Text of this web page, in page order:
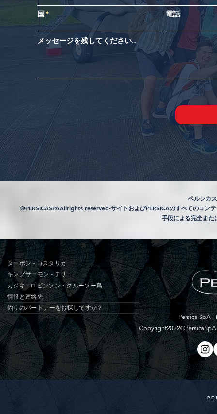
国 電話
メッセージを残してください...
ペルシカ
©PERSICASPAAllrights reserved-サイトおよびPERSICAのすべてのコン
手段による完全また
ターポン - コスタリカ
キングサーモン - チリ
カジキ - ロビンソン・クルーソー島
情報と連絡先
釣りのパートナーをお探しですか？
Persica SpA